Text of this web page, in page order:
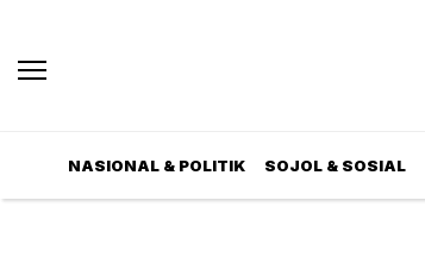
NASIONAL & POLITIK SOJOL & SOSIAL